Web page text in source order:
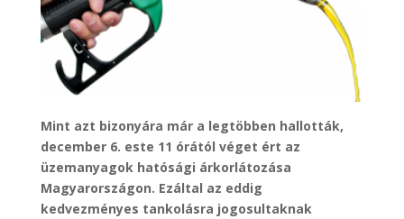
Mint azt bizonyára már a legtöbben hallották,
december 6. este 11 órától véget ért az
üzemanyagok hatósági árkorlátozása
Magyarországon. Ezáltal az eddig
kedvezményes tankolásra jogosultaknak